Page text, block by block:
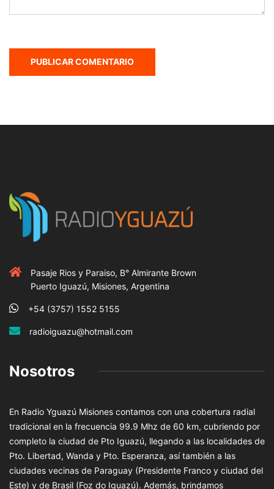
Pasaje Rios y Paraiso, B° Almirante Brown
Puerto Iguazú, Misiones, Argentina
+54 (3757) 1552 5155
radioiguazu@hotmail.com
Nosotros
En Radio Yguazú Misiones contamos con una cobertura radial
tradicional en la frecuencia 99.9 Mhz de 60 km, cubriendo por
completo la ciudad de Pto Iguazú, llegando a las localidades de
Pto. Libertad, Wanda y Pto. Esperanza, así también a las
ciudades vecinas de Paraguay (Presidente Franco y ciudad del
Este) y de Brasil (Foz do Iguazú). Además, brindamos